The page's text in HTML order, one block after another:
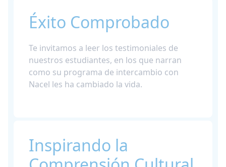
Éxito Comprobado
Te invitamos a leer los testimoniales de
nuestros estudiantes, en los que narran
como su programa de intercambio con
Nacel les ha cambiado la vida.
Inspirando la